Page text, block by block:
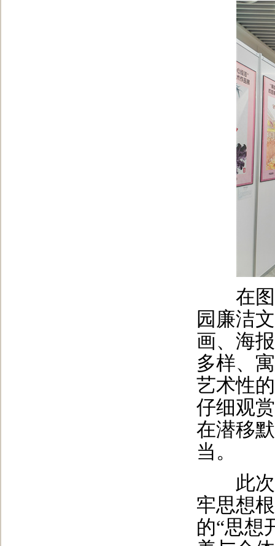
在图
园廉洁
画、海
多样、
艺术性
仔细观
在潜移
当。
此次
牢思想
的“思想